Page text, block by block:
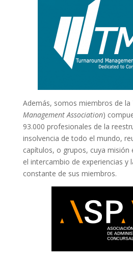
Además, somos miembros de la
Management Association)
93.000 profesionales de la
insolvencia de todo el mundo,
capítulos, o grupos, cuya misión
el intercambio de experiencias y
constante de sus miembros.